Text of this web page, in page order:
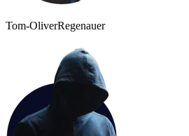
Tom-OliverRegenauer